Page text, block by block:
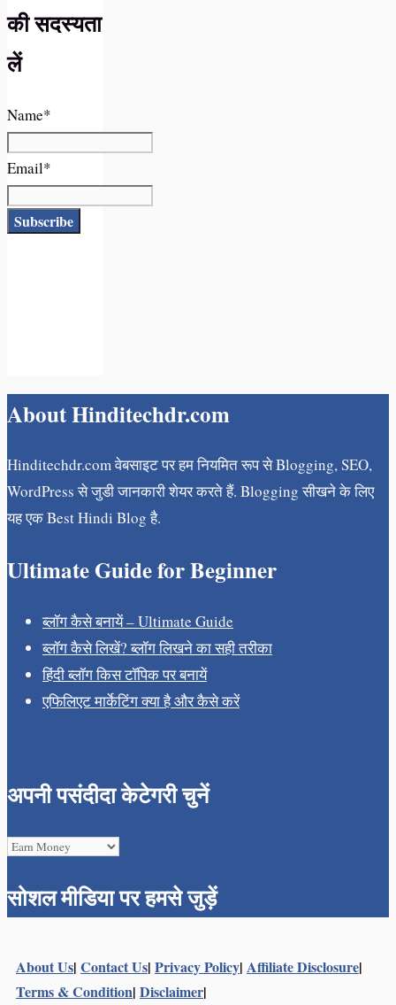
की सदस्यता
लें
Name*
Email*
About Hinditechdr.com
Hinditechdr.com वेबसाइट पर हम नियमित रूप से Blogging, SEO,
WordPress से जुडी जानकारी शेयर करते हैं. Blogging सीखने के लिए
यह एक Best Hindi Blog है.
Ultimate Guide for Beginner
ब्लॉग कैसे बनायें – Ultimate Guide
ब्लॉग कैसे लिखें? ब्लॉग लिखने का सही तरीका
हिंदी ब्लॉग किस टॉपिक पर बनायें
एफिलिएट मार्केटिंग क्या है और कैसे करें
अपनी पसंदीदा केटेगरी चुनें
अपनी
केटेगरी
चुनें
सोशल मीडिया पर हमसे जुड़ें
About Us| Contact Us| Privacy Policy| Affiliate Disclosure|
Terms & Condition| Disclaimer|